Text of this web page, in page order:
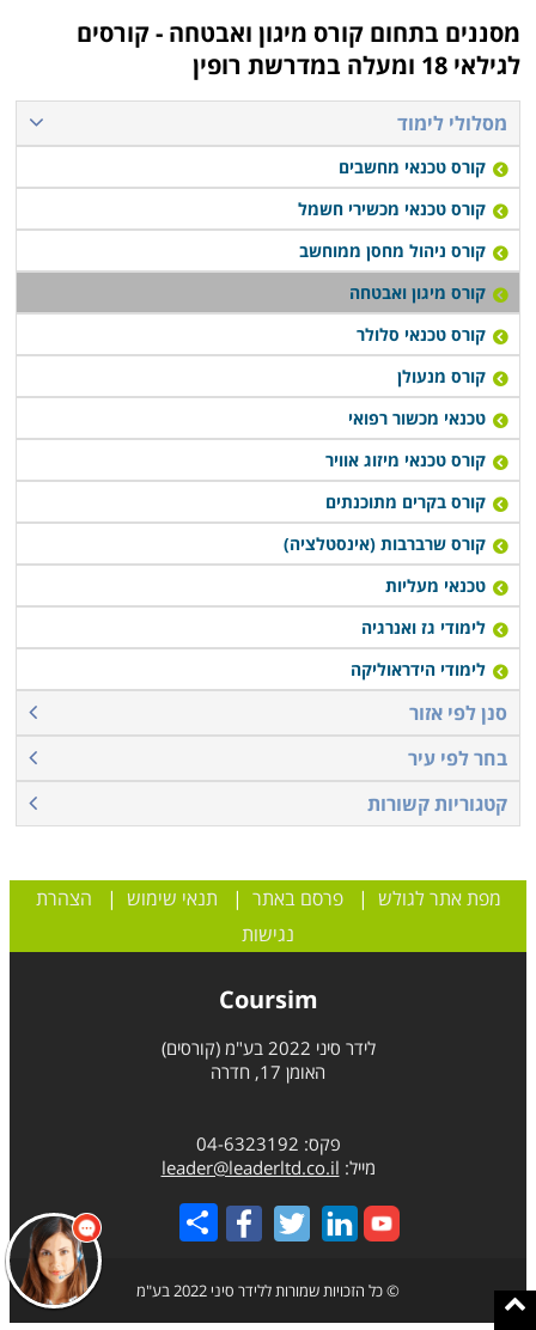
מסננים בתחום קורס מיגון ואבטחה - קורסים
לגילאי 18 ומעלה במדרשת רופין
מסלולי לימוד
קורס טכנאי מחשבים
קורס טכנאי מכשירי חשמל
קורס ניהול מחסן ממוחשב
קורס מיגון ואבטחה
קורס טכנאי סלולר
קורס מנעולן
טכנאי מכשור רפואי
קורס טכנאי מיזוג אוויר
קורס בקרים מתוכנתים
קורס שרברבות (אינסטלציה)
טכנאי מעליות
לימודי גז ואנרגיה
לימודי הידראוליקה
סנן לפי אזור
בחר לפי עיר
קטגוריות קשורות
מפת אתר לגולש |פרסם באתר | תנאי שימוש | הצהרת
נגישות
Coursim
לידר סיני 2022 בע"מ (קורסים)
האומן 17, חדרה
פקס: 04-6323192
מייל: leader@leaderltd.co.il
Share
© כל הזכויות שמורות ללידר סיני 2022 בע"מ